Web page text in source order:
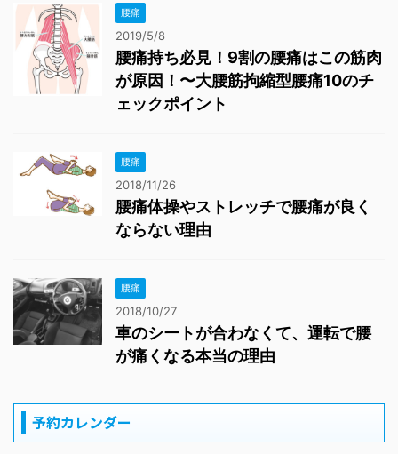
腰痛
2019/5/8
腰痛持ち必見！9割の腰痛はこの筋肉
が原因！〜大腰筋拘縮型腰痛10のチ
ェックポイント
腰痛
2018/11/26
腰痛体操やストレッチで腰痛が良く
ならない理由
腰痛
2018/10/27
車のシートが合わなくて、運転で腰
が痛くなる本当の理由
予約カレンダー